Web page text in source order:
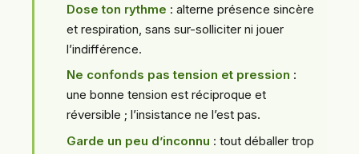
Dose ton rythme : alterne présence sincère
et respiration, sans sur-solliciter ni jouer
l’indifférence.
Ne confonds pas tension et pression :
une bonne tension est réciproque et
réversible ; l’insistance ne l’est pas.
Garde un peu d’inconnu : tout déballer trop